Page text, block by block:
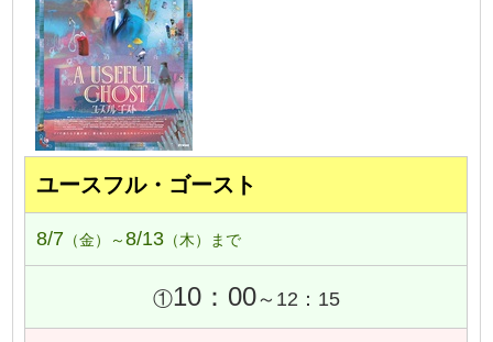
ユースフル・ゴースト
8/7 （金）～8/13 （木）まで
①10：00～12：15